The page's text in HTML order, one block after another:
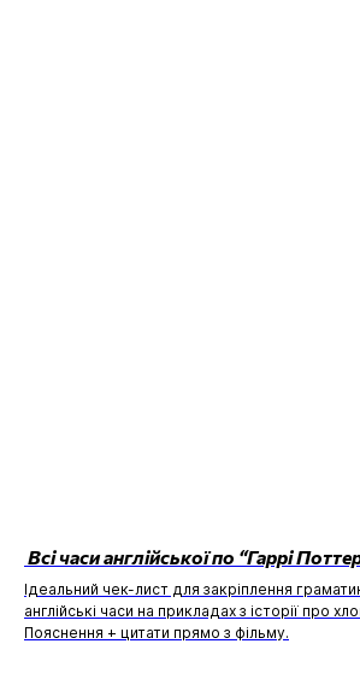
Всі часи англійської по “Гаррі
Ідеальний чек-лист для закріплення
англійські часи на прикладах з історії про
Пояснення + цитати прямо з фільму.